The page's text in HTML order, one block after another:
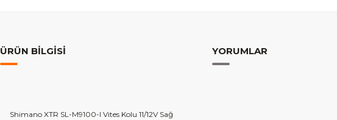
ÜRÜN BILGISI YORUMLAR
Shimano XTR SL-M9100-I Vites Kolu 11/12V Sağ